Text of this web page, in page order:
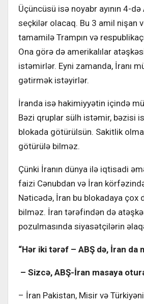
Üçüncüsü isə noyabr ayının 4-də
seçkilər olacaq. Bu 3 amil nişan
tamamilə Trampın və
Ona görə də amerikalılar
istəmirlər. Eyni zamanda, İranı
gətirmək istəyirlər.
İranda isə hakimiyyətin içində
Bəzi qruplar sülh istəmir, bəzisi
blokada götürülsün. Sakitlik
götürülə bilməz.
Çünki İranın dünya ilə iqtisadi
faizi Cənubdan və İran
Nəticədə, İran bu blokadaya çox
bilməz. İran tərəfindən də
pozulmasında siyasətçilərin
“Hər iki tərəf – ABŞ də, İran da
– Sizcə, ABŞ-İran masaya
– İran Pakistan, Misir və